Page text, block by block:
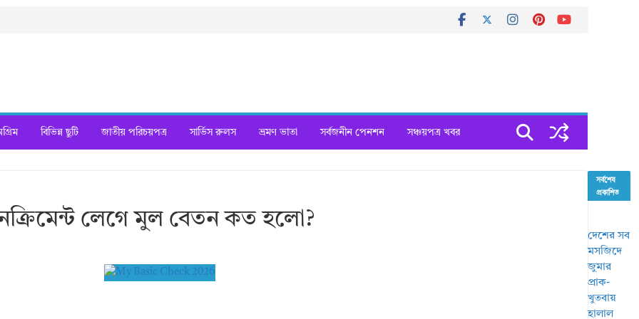
বিভিন্ন ছুটি জাতীয় পরিচয়পত্র সার্ভিস রুলস ভ্রমণ ভাতা সর্বজনীন পেনশন সঞ্চয়পত্র খবর
লেগে মুল বেতন কত হলো?
সর্বশেষ
প্রকাশিত
দেশের সব
মসজিদে
জুমার
প্রাক-
খুতবায়
হালাল